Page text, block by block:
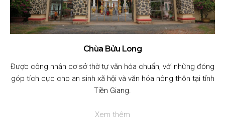
Chùa Bửu Long
Được công nhận cơ sở thờ tự văn hóa chuẩn, với những đóng
góp tích cực cho an sinh xã hội và văn hóa nông thôn tại tỉnh
Tiền Giang.
Xem thêm